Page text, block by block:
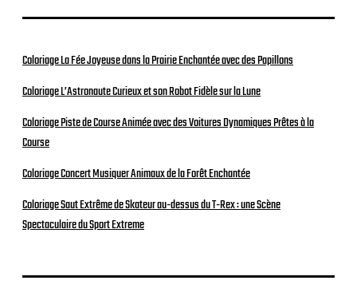
Coloriage La Fée Joyeuse dans la Prairie Enchantée avec des Papillons
Coloriage L’Astronaute Curieux et son Robot Fidèle sur la Lune
Coloriage Piste de Course Animée avec des Voitures Dynamiques Prêtes à la
Course
Coloriage Concert Musiquer Animaux de la Forêt Enchantée
Coloriage Saut Extrême de Skateur au-dessus du T-Rex : une Scène
Spectaculaire du Sport Extreme